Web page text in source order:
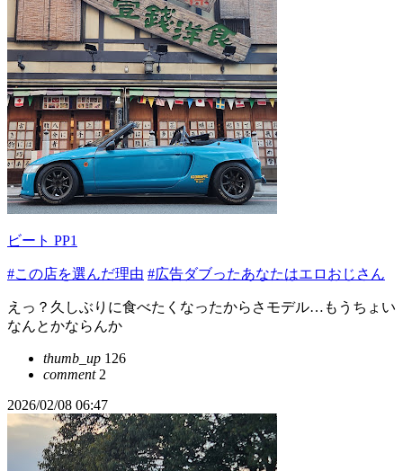
ビート PP1
#この店を選んだ理由 #広告ダブったあなたはエロおじさん
えっ？久しぶりに食べたくなったからさモデル…もうちょい
なんとかならんか
thumb_up 126
comment2
2026/02/08 06:47